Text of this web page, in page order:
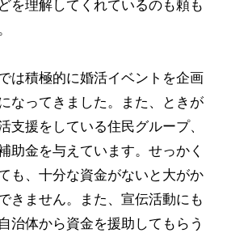
を理解してくれているのも頼も
は積極的に婚活イベントを企画
なってきました。また、ときが
支援をしている住民グループ、
助金を与えています。せっかく
も、十分な資金がないと大がか
きません。また、宣伝活動にも
治体から資金を援助してもらう